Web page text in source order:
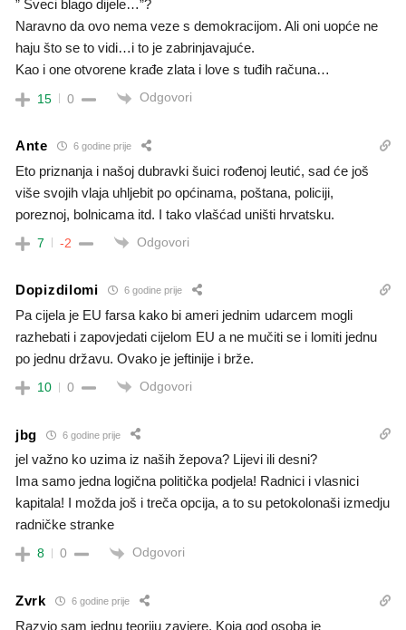
” Sveci blago dijele…”?
Naravno da ovo nema veze s demokracijom. Ali oni uopće ne
haju što se to vidi…i to je zabrinjavajuće.
Kao i one otvorene krađe zlata i love s tuđih računa…
15 0 Odgovori
Ante 6 godine prije
Eto priznanja i našoj dubravki šuici rođenoj leutić, sad će još
više svojih vlaja uhljebit po općinama, poštana, policiji,
poreznoj, bolnicama itd. I tako vlašćad uništi hrvatsku.
7 -2 Odgovori
Dopizdilomi 6 godine prije
Pa cijela je EU farsa kako bi ameri jednim udarcem mogli
razhebati i zapovjedati cijelom EU a ne mučiti se i lomiti jednu
po jednu državu. Ovako je jeftinije i brže.
10 0 Odgovori
jbg 6 godine prije
jel važno ko uzima iz naših žepova? Lijevi ili desni?
Ima samo jedna logična politička podjela! Radnici i vlasnici
kapitala! I možda još i treča opcija, a to su petokolonaši izmedju
radničke stranke
8 0 Odgovori
Zvrk 6 godine prije
Razvio sam jednu teoriju zavjere. Koja god osoba je